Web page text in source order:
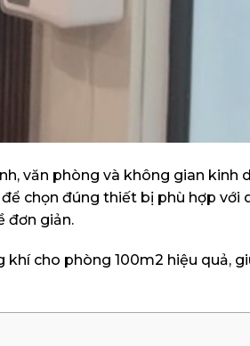
văn phòng và không gian kinh
chọn đúng thiết bị phù hợp với
đơn giản.
cho phòng 100m2 hiệu quả,